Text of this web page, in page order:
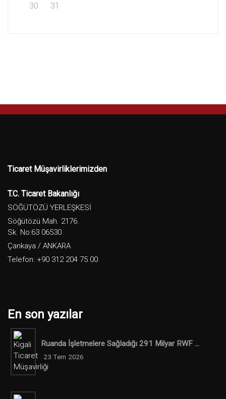
30 31
Ticaret Müşavirliklerimizden
T.C. Ticaret Bakanlığı
SÖĞÜTÖZÜ YERLEŞKESİ
Söğütözü Mah. 2176.
Sk. No:63 06530
Çankaya / ANKARA
Telefon: +90 312 204 75 00
En son yazılar
Ruanda İşletmelere Sağladığı 291 Milyar RWF ...
23 Tem 2026